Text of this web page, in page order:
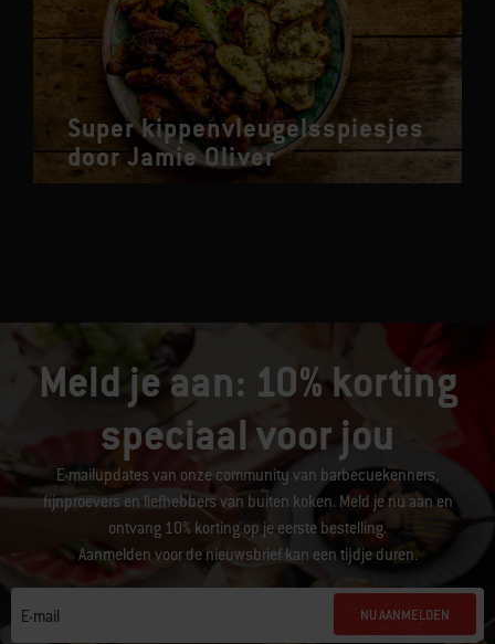
Super kippenvleugelsspiesjes
door Jamie Oliver
Meld je aan: 10% korting
speciaal voor jou
E-mailupdates van onze community van barbecuekenners,
fijnproevers en liefhebbers van buiten koken. Meld je nu aan en
ontvang 10% korting op je eerste bestelling.
Aanmelden voor de nieuwsbrief kan een tijdje duren.
E-mail NU AANMELDEN